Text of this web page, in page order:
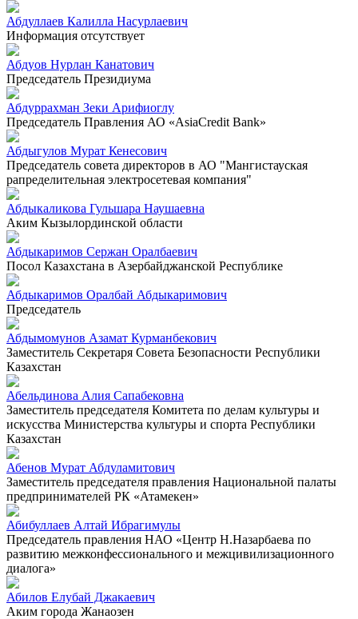
Абдуллаев Калилла Насурлаевич
Информация отсутствует
Абдуов Нурлан Канатович
Председатель Президиума
Абдуррахман Зеки Арифиоглу
Председатель Правления АО «AsiaCredit Bank»
Абдыгулов Мурат Кенесович
Председатель совета директоров в АО "Мангистауская
рапределительная электросетевая компания"
Абдыкаликова Гульшара Наушаевна
Аким Кызылординской области
Абдыкаримов Сержан Оралбаевич
Посол Казахстана в Азербайджанской Республике
Абдыкаримов Оралбай Абдыкаримович
Председатель
Абдымомунов Азамат Курманбекович
Заместитель Секретаря Совета Безопасности Республики
Казахстан
Абельдинова Алия Сапабековна
Заместитель председателя Комитета по делам культуры и
искусства Министерства культуры и спорта Республики
Казахстан
Абенов Мурат Абдуламитович
Заместитель председателя правления Национальной палаты
предпринимателей РК «Атамекен»
Абибуллаев Алтай Ибрагимулы
Председатель правления НАО «Центр Н.Назарбаева по
развитию межконфессионального и межцивилизационного
диалога»
Абилов Елубай Джакаевич
Аким города Жанаозен